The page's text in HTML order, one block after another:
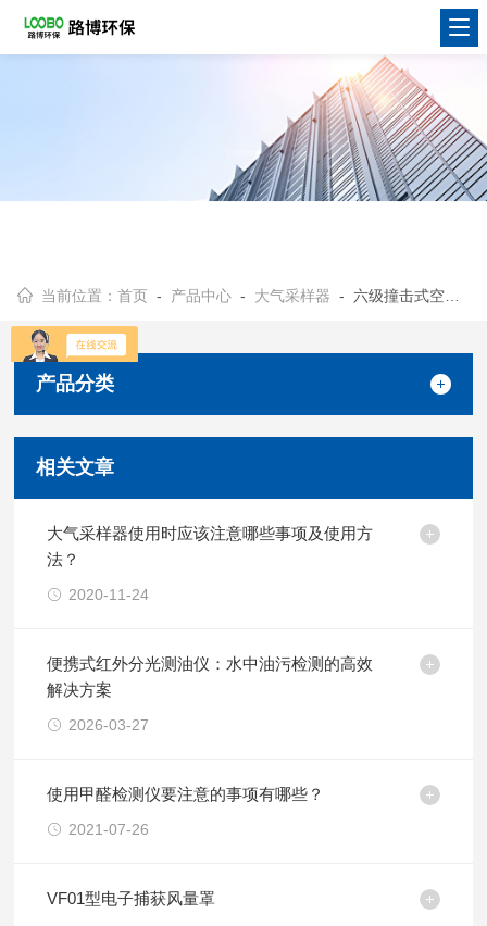
当前位置：首页 - 产品中心 - 大气采样器 - 六级撞击式空气微生物采样器
产品分类
相关文章
大气采样器使用时应该注意哪些事项及使用方
法？
2020-11-24
便携式红外分光测油仪：水中油污检测的高效
解决方案
2026-03-27
使用甲醛检测仪要注意的事项有哪些？
2021-07-26
VF01型电子捕获风量罩